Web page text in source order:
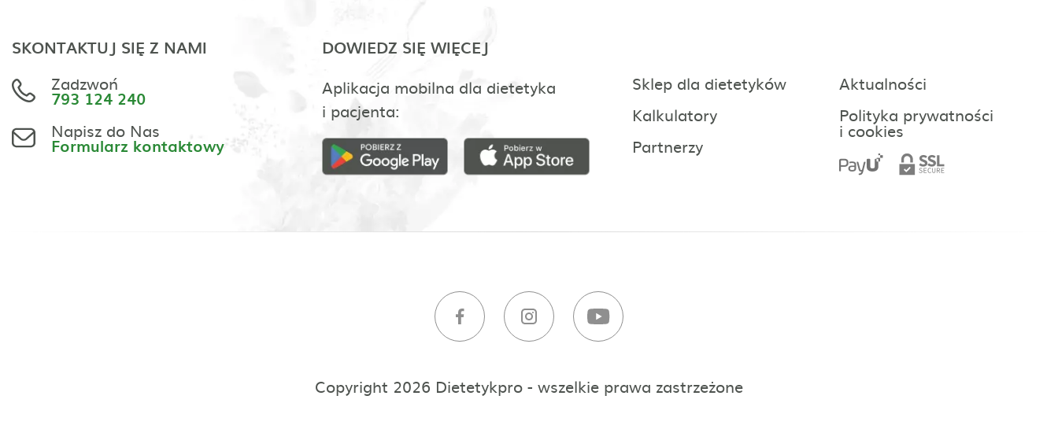
SKONTAKTUJ SIĘ Z NAMI
Zadzwoń
793 124 240
Napisz do Nas
Formularz kontaktowy
DOWIEDZ SIĘ WIĘCEJ
Aplikacja mobilna dla dietetyka
i pacjenta:
Sklep dla dietetyków
Kalkulatory
Partnerzy
Aktualności
Polityka prywatności
i cookies
Copyright 2026 Dietetykpro - wszelkie prawa zastrzeżone